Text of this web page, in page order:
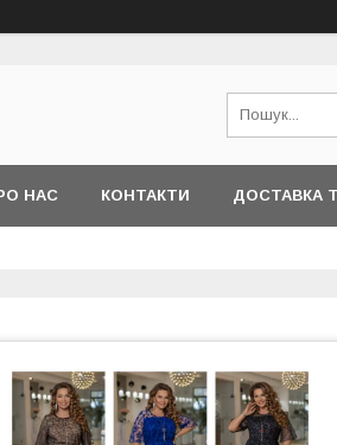
НАС КОНТАКТИ ДОСТАВКА